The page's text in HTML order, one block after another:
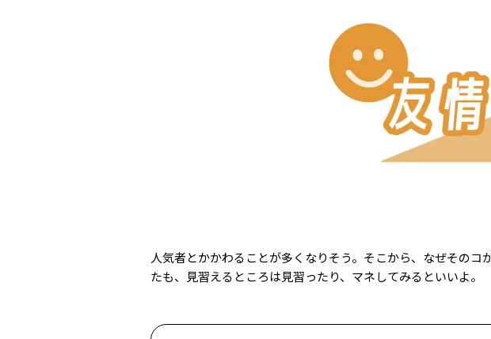
人気者とかかわることが多くなりそう。そこから、なぜその
たも、見習えるところは見習ったり、マネしてみるといいよ。